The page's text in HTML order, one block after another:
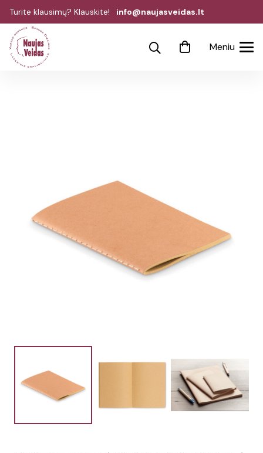
Turite klausimų? Klauskite! info@naujasveidas.lt
Meniu